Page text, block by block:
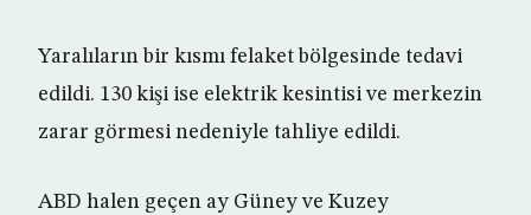
Yaralıların bir kısmı felaket bölgesinde tedavi
edildi. 130 kişi ise elektrik kesintisi ve merkezin
zarar görmesi nedeniyle tahliye edildi.
ABD halen geçen ay Güney ve Kuzey